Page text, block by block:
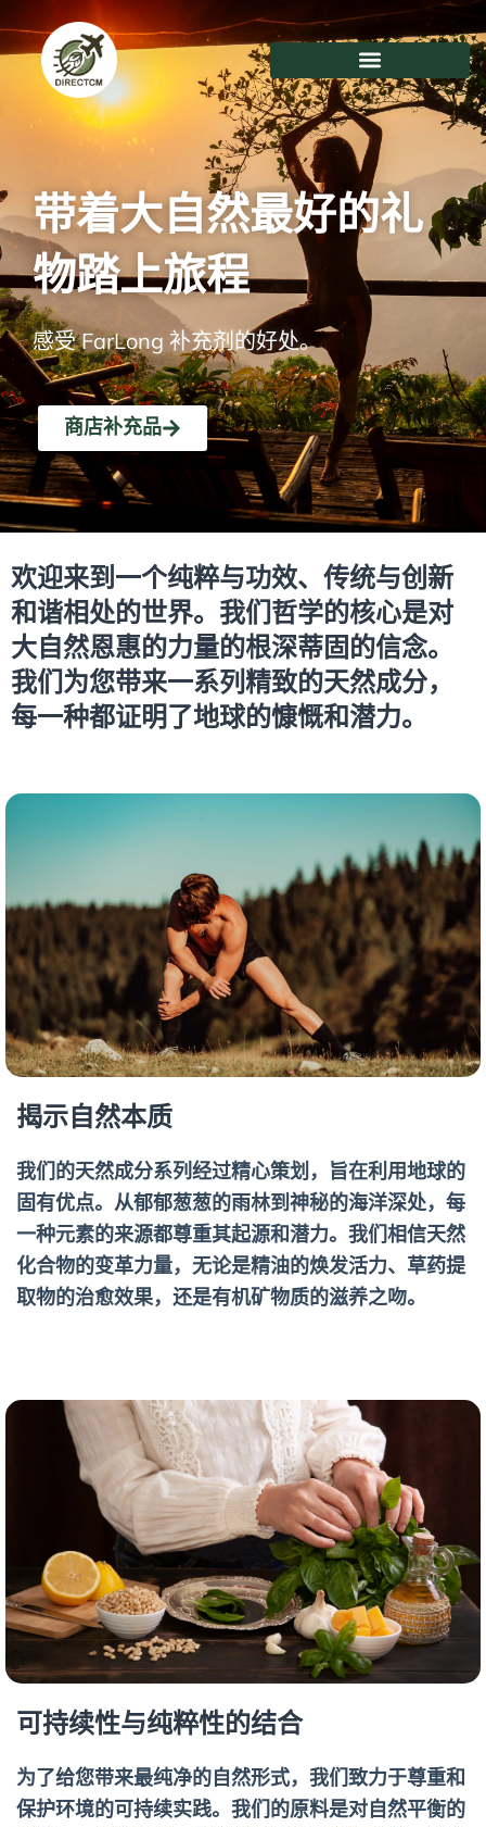
至
带着大自然最好的礼
物踏上旅程
感受 FarLong 补充剂的好处。
商店补充品
欢迎来到一个纯粹与功效、传统与创新
和谐相处的世界。我们哲学的核心是对
大自然恩惠的力量的根深蒂固的信念。
我们为您带来一系列精致的天然成分，
每一种都证明了地球的慷慨和潜力。
揭示自然本质
我们的天然成分系列经过精心策划，旨在利用地球的
固有优点。从郁郁葱葱的雨林到神秘的海洋深处，每
一种元素的来源都尊重其起源和潜力。我们相信天然
化合物的变革力量，无论是精油的焕发活力、草药提
取物的治愈效果，还是有机矿物质的滋养之吻。
可持续性与纯粹性的结合
为了给您带来最纯净的自然形式，我们致力于尊重和
保护环境的可持续实践。我们的原料是对自然平衡的